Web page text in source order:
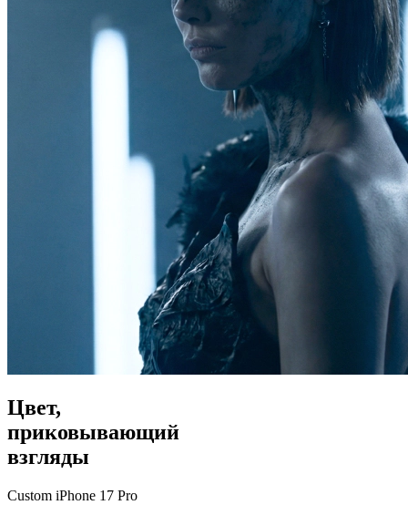
Цвет,
приковывающий
взгляды
Custom iPhone 17 Pro